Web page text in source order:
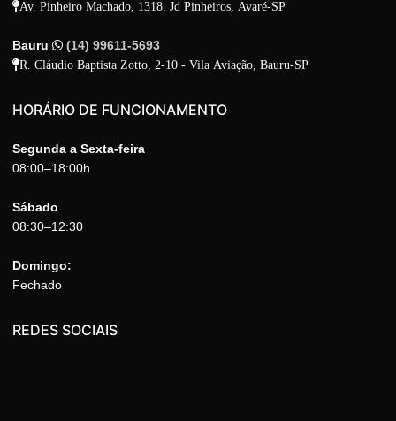
Av. Pinheiro Machado, 1318. Jd Pinheiros, Avaré-SP
Bauru (14) 99611-5693
R. Cláudio Baptista Zotto, 2-10 - Vila Aviação, Bauru-SP
HORÁRIO DE FUNCIONAMENTO
Segunda a Sexta-feira
08:00–18:00h
Sábado
08:30–12:30
Domingo:
Fechado
REDES SOCIAIS